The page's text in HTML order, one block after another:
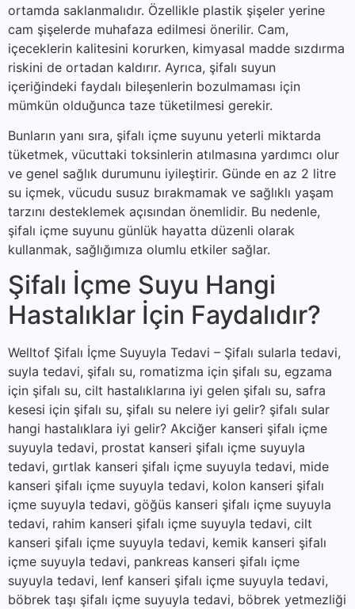
ortamda saklanmalıdır. Özellikle plastik şişeler yerine
cam şişelerde muhafaza edilmesi önerilir. Cam,
içeceklerin kalitesini korurken, kimyasal madde sızdırma
riskini de ortadan kaldırır. Ayrıca, şifalı suyun
içeriğindeki faydalı bileşenlerin bozulmaması için
mümkün olduğunca taze tüketilmesi gerekir.
Bunların yanı sıra, şifalı içme suyunu yeterli miktarda
tüketmek, vücuttaki toksinlerin atılmasına yardımcı olur
ve genel sağlık durumunu iyileştirir. Günde en az 2 litre
su içmek, vücudu susuz bırakmamak ve sağlıklı yaşam
tarzını desteklemek açısından önemlidir. Bu nedenle,
şifalı içme suyunu günlük hayatta düzenli olarak
kullanmak, sağlığımıza olumlu etkiler sağlar.
Şifalı İçme Suyu Hangi
Hastalıklar İçin Faydalıdır?
Welltof Şifalı İçme Suyuyla Tedavi – Şifalı sularla tedavi,
suyla tedavi, şifalı su, romatizma için şifalı su, egzama
için şifalı su, cilt hastalıklarına iyi gelen şifalı su, safra
kesesi için şifalı su, şifalı su nelere iyi gelir? şifalı sular
hangi hastalıklara iyi gelir? Akciğer kanseri şifalı içme
suyuyla tedavi, prostat kanseri şifalı içme suyuyla
tedavi, gırtlak kanseri şifalı içme suyuyla tedavi, mide
kanseri şifalı içme suyuyla tedavi, kolon kanseri şifalı
içme suyuyla tedavi, göğüs kanseri şifalı içme suyuyla
tedavi, rahim kanseri şifalı içme suyuyla tedavi, cilt
kanseri şifalı içme suyuyla tedavi, kemik kanseri şifalı
içme suyuyla tedavi, pankreas kanseri şifalı içme
suyuyla tedavi, lenf kanseri şifalı içme suyuyla tedavi,
böbrek taşı şifalı içme suyuyla tedavi, böbrek yetmezliği